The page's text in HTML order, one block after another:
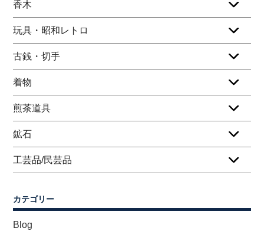
香木
玩具・昭和レトロ
古銭・切手
着物
煎茶道具
鉱石
工芸品/民芸品
カテゴリー
Blog